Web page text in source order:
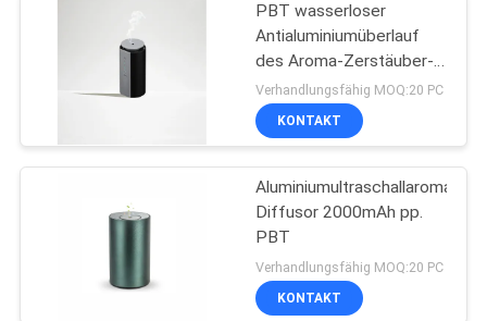
PBT wasserloser
Antialuminiumüberlauf
des Aroma-Zerstäuber-
100mAh
Verhandlungsfähig MOQ:20 PC
KONTAKT
Aluminiumultraschallaroma-
Diffusor 2000mAh pp.
PBT
Verhandlungsfähig MOQ:20 PC
KONTAKT